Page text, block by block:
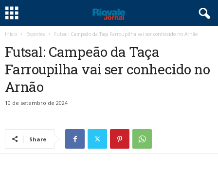
Início Esportes Futsal: Campeão da Taça Farroupilha vai ser conhecido no Arnão
Futsal: Campeão da Taça
Farroupilha vai ser conhecido no
Arnão
10 de setembro de 2024
Share